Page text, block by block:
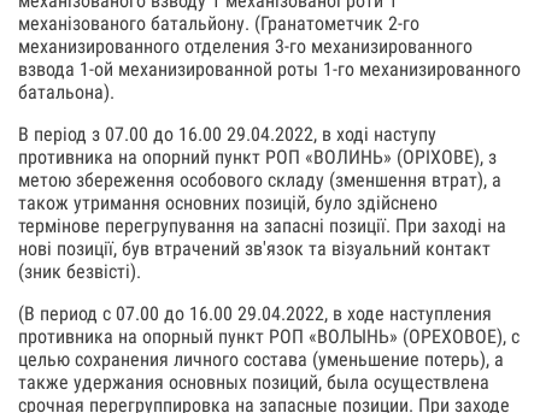
механізованого батальйону. (Гранатометчик 2-го
механизированного отделения 3-го механизированного
взвода 1-ой механизированной роты 1-го механизированного
батальона).
В період з 07.00 до 16.00 29.04.2022, в ході наступу
противника на опорний пункт РОП «ВОЛИНЬ» (ОРІХОВЕ), з
метою збереження особового складу (зменшення втрат), а
також утримання основних позицій, було здійснено
термінове перегрупування на запасні позиції. При заході на
нові позиції, був втрачений зв'язок та візуальний контакт
(зник безвісті).
(В период с 07.00 до 16.00 29.04.2022, в ходе наступления
противника на опорный пункт РОП «ВОЛЫНЬ» (ОРЕХОВОЕ), с
целью сохранения личного состава (уменьшение потерь), а
также удержания основных позиций, была осуществлена
срочная перегруппировка на запасные позиции. При заходе